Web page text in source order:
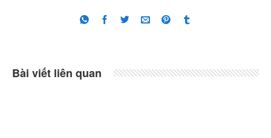
Bài viết liên quan